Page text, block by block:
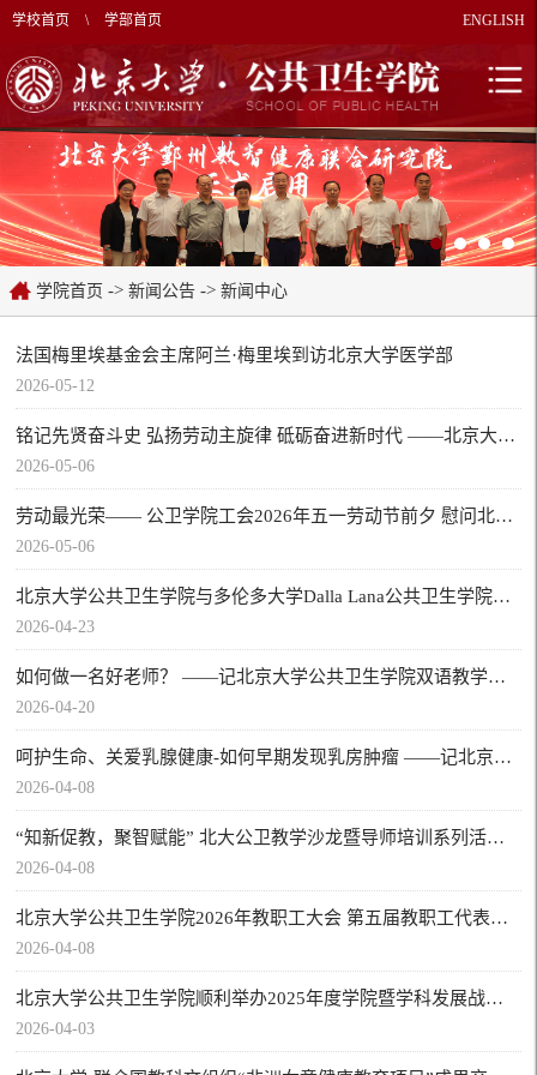
学校首页 \ 学部首页 ENGLISH
学院首页 -> 新闻公告 -> 新闻中心
法国梅里埃基金会主席阿兰·梅里埃到访北京大学医学部
2026-05-12
铭记先贤奋斗史 弘扬劳动主旋律 砥砺奋进新时代 ——北京大学公共卫生学院庆祝五一国际劳动节 赴天津学习社会实践纪实
2026-05-06
劳动最光荣—— 公卫学院工会2026年五一劳动节前夕 慰问北京市先进工作者吴明老师
2026-05-06
北京大学公共卫生学院与多伦多大学Dalla Lana公共卫生学院签署合作备忘录
2026-04-23
如何做一名好老师？ ——记北京大学公共卫生学院双语教学小组【名师讲堂】
2026-04-20
呵护生命、关爱乳腺健康-如何早期发现乳房肿瘤 ——记北京大学公共卫生学院 庆祝三八国际劳动妇女节健康讲座
2026-04-08
“知新促教，聚智赋能” 北大公卫教学沙龙暨导师培训系列活动（第二十七期）圆满举办
2026-04-08
北京大学公共卫生学院2026年教职工大会 第五届教职工代表大会第九次会议 第五届工会会员代表大会第九次会议召开
2026-04-08
北京大学公共卫生学院顺利举办2025年度学院暨学科发展战略研讨会
2026-04-03